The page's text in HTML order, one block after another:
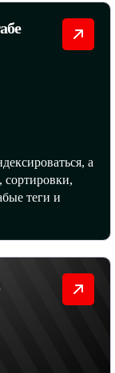
а
сортировки,
теги и